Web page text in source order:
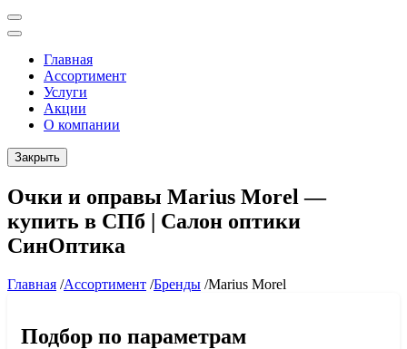
Главная
Ассортимент
Услуги
Акции
О компании
Закрыть
Очки и оправы Marius Morel —
купить в СПб | Салон оптики
СинОптика
Главная /Ассортимент /Бренды /Marius Morel
Подбор по параметрам